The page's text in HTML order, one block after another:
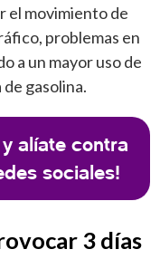
el movimiento de
problemas en
a un mayor uso de
gasolina.
alíate contra
sociales!
3 días